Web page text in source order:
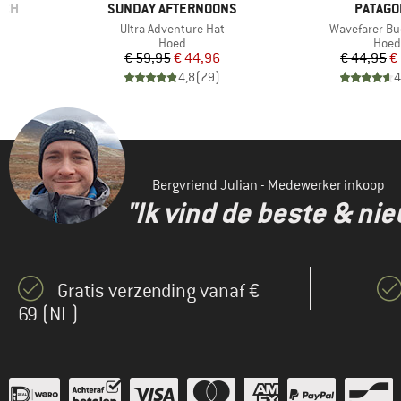
MERK
SUNDAY AFTERNOONS
Artikel
Ultra Adventure Hat
Productgroep
Hoed
Prijs
€ 59,95Verlaagde prijs
€ 44,96
4,8(79)
MERK
Artikel
Wavefarer
Hoed
€ 44,95€
Bergvriend Julian - Medewerker inkoop
"Ik vind de beste &
Gratis verzending vanaf €
69 (NL)